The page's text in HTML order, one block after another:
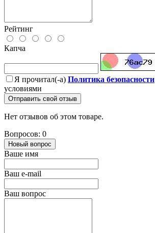
Рейтинг
Капча
Я прочитал(-а) Политика безопасности
условиями
Отправить свой отзыв
Нет отзывов об этом товаре.
Вопросов: 0
Новый вопрос
Ваше имя
Ваш e-mail
Ваш вопрос